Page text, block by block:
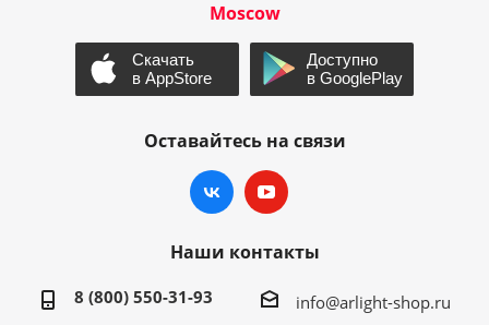
Moscow
Оставайтесь на связи
Наши контакты
8 (800) 550-31-93 info@arlight-shop.ru